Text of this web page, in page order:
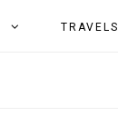
TRAVELS